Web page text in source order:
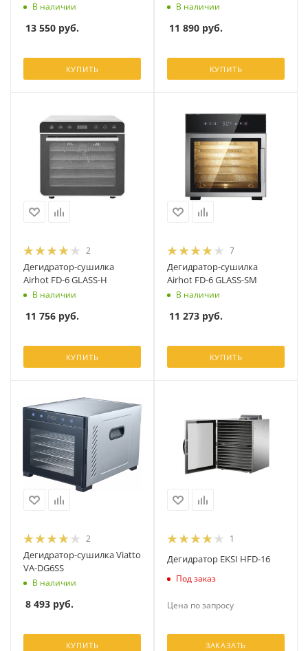
В наличии
13 550 руб.
КУПИТЬ
В наличии
11 890 руб.
КУПИТЬ
2
Дегидратор-сушилка
Airhot FD-6 GLASS-H
В наличии
11 756 руб.
КУПИТЬ
7
Дегидратор-сушилка
Airhot FD-6 GLASS-SM
В наличии
11 273 руб.
КУПИТЬ
2
Дегидратор-сушилка Viatto
VA-DG6SS
В наличии
8 493 руб.
КУПИТЬ
1
Дегидратор EKSI HFD-16
Под заказ
Цена по запросу
ЗАКАЗАТЬ